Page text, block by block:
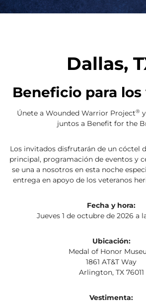
Dallas,
Beneficio para
Únete a Wounded Warrior Project®
juntos a Benefit for the
Los invitados disfrutarán de un cóctel
principal, programación de eventos y
se una a nosotros en esta noche
entrega en apoyo de los veteranos
Fecha y hora:
Jueves 1 de octubre de 2026 a
Ubicación:
Medal of Honor
1861 AT&T Way
Arlington, TX 76011
Vestimenta: